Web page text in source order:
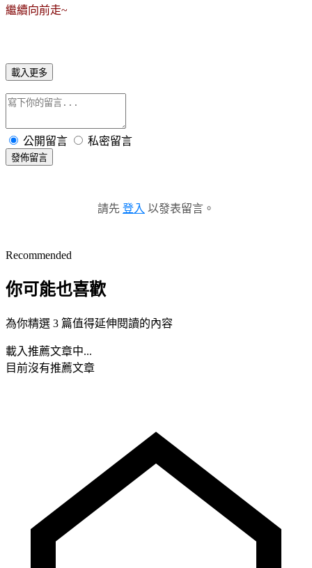
繼續向前走~
載入更多
公開留言 私密留言
發佈留言
請先 登入 以發表留言。
Recommended
你可能也喜歡
為你精選 3 篇值得延伸閱讀的內容
載入推薦文章中...
目前沒有推薦文章